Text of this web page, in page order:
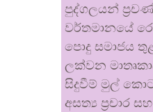
පුද්ගලයන්
වර්තමානයේ
පොදු සමාජය
ලක්වන
සිදුවීම් මුල්
අසත්‍ය ප්‍රචාර